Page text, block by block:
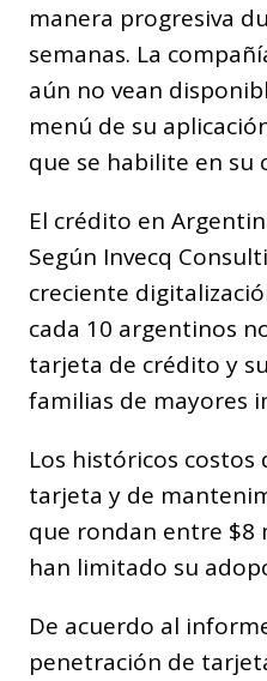
manera progresiva
semanas. La
aún no vean
menú de su
que se habilite en su
El crédito en
Según Invecq
creciente
cada 10 argentinos
tarjeta de crédito y
familias de mayores
Los históricos
tarjeta y de
que rondan entre $8
han limitado su
De acuerdo al
penetración de